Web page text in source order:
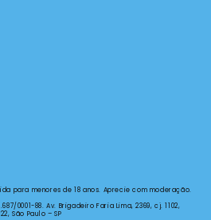
para menores de 18 anos. Aprecie com moderação.
0001-88. Av. Brigadeiro Faria Lima, 2369, cj. 1102,
São Paulo – SP